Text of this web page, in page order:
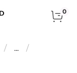
0
...